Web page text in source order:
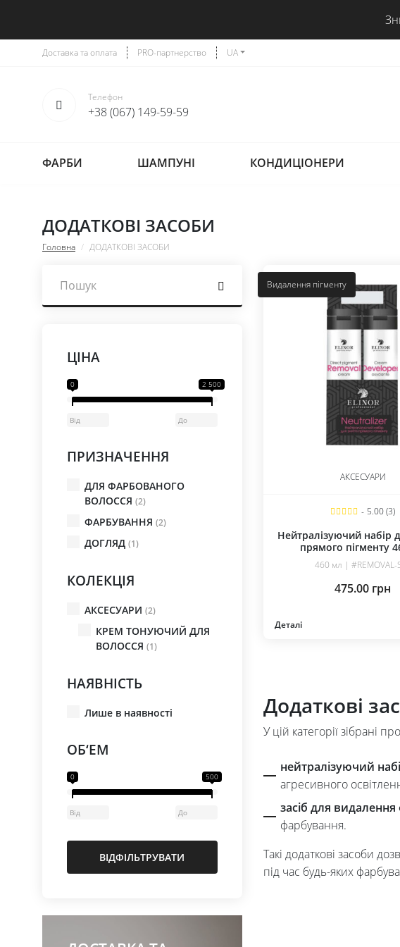
Доставка та оплата PRO-партнерство UA
Телефон
+38 (067) 149-59-59
ФАРБИ ШАМПУНІ КОНДИЦІОНЕРИ
ДОДАТКОВІ ЗАСОБИ
Головна ДОДАТКОВІ ЗАСОБИ
ЦІНА
0 2 500
ПРИЗНАЧЕННЯ
ДЛЯ ФАРБОВАНОГО
ВОЛОССЯ (2)
ФАРБУВАННЯ (2)
ДОГЛЯД (1)
КОЛЕКЦІЯ
АКСЕСУАРИ (2)
КРЕМ ТОНУЮЧИЙ ДЛЯ
ВОЛОССЯ (1)
НАЯВНІСТЬ
Лише в наявності
ОБ‘ЕМ
0 500
ВІДФІЛЬТРУВАТИ
Видалення пігменту
АКСЕСУАРИ
- 5.00 (3)
Нейтралізуючий набір
прямого пігменту
460 мл | #REMOVAL-
475.00 грн
Деталі
Додаткові
У цій категорії зібрані
нейтралізуючий
агресивного
засіб для
фарбування.
Такі додаткові засоби
під час будь-яких